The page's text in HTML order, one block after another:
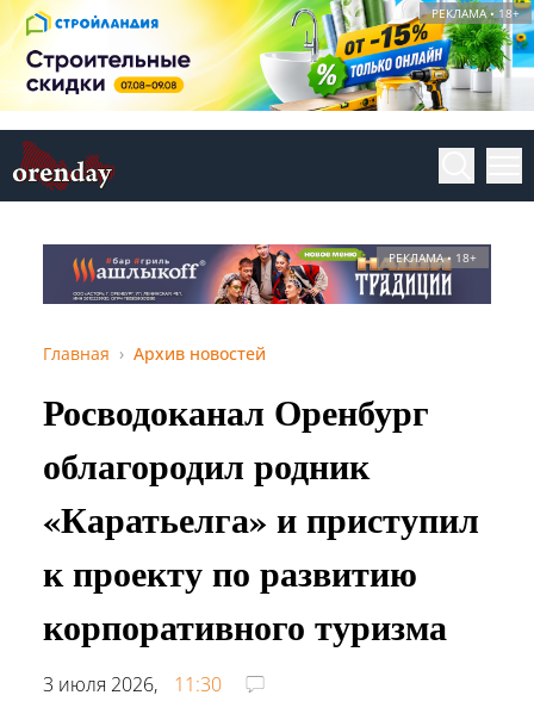
РЕКЛАМА • 18+
РЕКЛАМА • 18+
Главная Архив новостей
Росводоканал Оренбург
облагородил родник
«Каратьелга» и приступил
к проекту по развитию
корпоративного туризма
3 июля 2026,
11:30